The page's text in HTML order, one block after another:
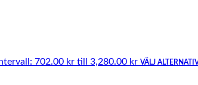
702.00 kr till 3,280.00 kr VÄLJ